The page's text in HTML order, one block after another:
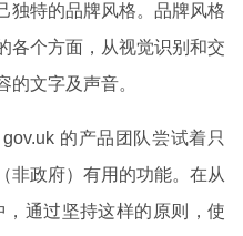
独特的品牌风格。品牌风格
各个方面，从视觉识别和交
的文字及声音。
的产品团队尝试着只
非政府）有用的功能。在从
通过坚持这样的原则，使